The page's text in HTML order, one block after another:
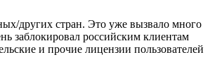
других стран. Это уже вызвало много
заблокировал российским клиентам
и прочие лицензии пользователей